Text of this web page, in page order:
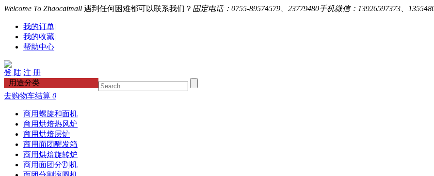
Welcome To Zhaocaimall 遇到任何困难都可以联系我们？ 固定电话：0755-89574579、23779480手机微信：13926597373、
我的订单|
我的收藏|
帮助中心
登 陆 注 册
用途分类
去购物车结算 0
商用螺旋和面机
商用烘焙热风炉
商用烘焙层炉
商用面团醒发箱
商用烘焙旋转炉
商用面团分割机